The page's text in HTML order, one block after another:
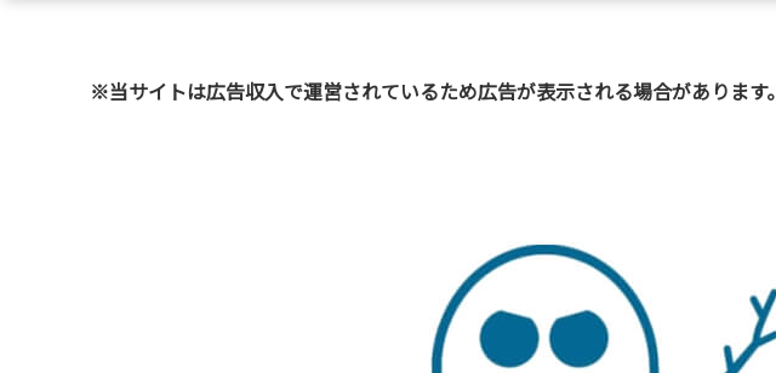
※当サイトは広告収入で運営されているため広告が表示される場合があります。